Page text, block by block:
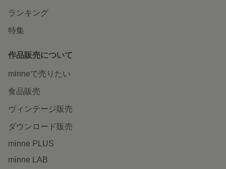
ランキング
特集
作品販売について
minneで売りたい
食品販売
ヴィンテージ販売
ダウンロード販売
minne PLUS
minne LAB